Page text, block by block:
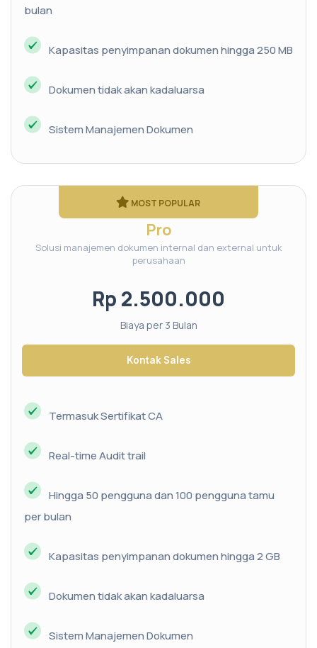
bulan
Kapasitas penyimpanan dokumen hingga 250 MB
Dokumen tidak akan kadaluarsa
Sistem Manajemen Dokumen
MOST POPULAR
Pro
Solusi manajemen dokumen internal dan external untuk
perusahaan
Rp 2.500.000
Biaya per 3 Bulan
Kontak Sales
Termasuk Sertifikat CA
Real-time Audit trail
Hingga 50 pengguna dan 100 pengguna tamu
per bulan
Kapasitas penyimpanan dokumen hingga 2 GB
Dokumen tidak akan kadaluarsa
Sistem Manajemen Dokumen